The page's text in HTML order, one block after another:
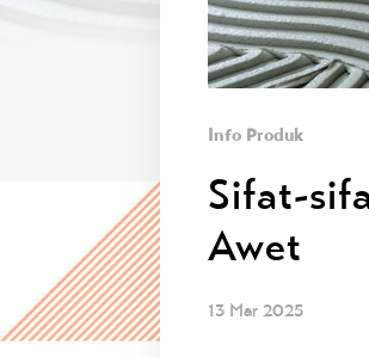
Info Produk
Sifat-
Awet
13 Mar 2025